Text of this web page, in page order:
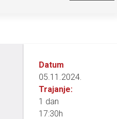
Datum
05.11.2024.
Trajanje:
1 dan
17:30h